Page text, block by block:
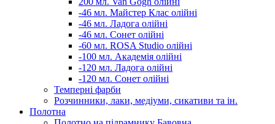
-46 мл. Майстер Клас олійні
-46 мл. Ладога олійні
-46 мл. Сонет олійні
-60 мл. ROSA Studio олійні
-100 мл. Академія олійні
-120 мл. Ладога олійні
-120 мл. Сонет олійні
Темперні фарби
Розчинники, лаки, медіуми, сикативи та ін.
Полотна